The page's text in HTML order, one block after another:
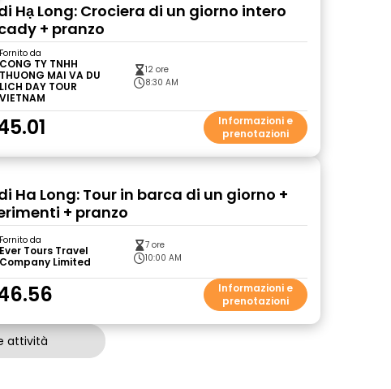
Hạ Long: Crociera di un giorno intero
+ pranzo
Fornito da
CONG TY TNHH
THUONG MAI VA DU
LICH DAY TOUR
VIETNAM
12 ore
8:30 AM
Informazioni e
prenotazioni
Ha Long: Tour in barca di un giorno +
+ pranzo
Fornito da
Ever Tours Travel
Company Limited
7 ore
10:00 AM
Informazioni e
prenotazioni
attività